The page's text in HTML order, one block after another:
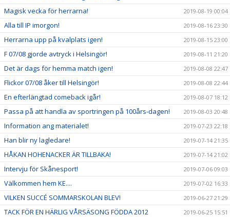
Magisk vecka för herrarna! 2019-08-19 00:04
Alla till IP imorgon! 2019-08-16 23:30
Herrarna upp på kvalplats igen! 2019-08-15 23:00
F 07/08 gjorde avtryck i Helsingör! 2019-08-11 21:20
Det är dags för hemma match igen! 2019-08-08 22:47
Flickor 07/08 åker till Helsingör! 2019-08-08 22:44
En efterlängtad comeback igår! 2019-08-07 18:12
Passa på att handla av sportringen på 100års-dagen! 2019-08-03 20:48
Information ang materialet! 2019-07-23 22:18
Han blir ny lagledare! 2019-07-14 21:35
HÅKAN HOHENACKER ÄR TILLBAKA! 2019-07-14 21:02
Intervju för Skånesport! 2019-07-06 09:03
Välkommen hem KE.... 2019-07-02 16:33
VILKEN SUCCÉ SOMMARSKOLAN BLEV! 2019-06-27 21:29
TACK FÖR EN HÄRLIG VÅRSÄSONG FÖDDA 2012 2019-06-25 15:51